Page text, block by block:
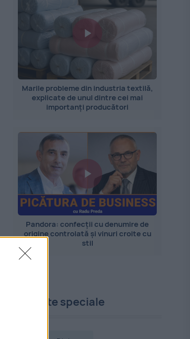
Marile probleme din industria textilă,
explicate de unul dintre cei mai
importanți producători
Pandora: confecții cu denumire de
origine controlată și vinuri croite cu
stil
Proiecte speciale